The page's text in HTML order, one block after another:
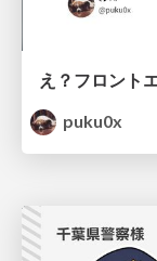
puku0x